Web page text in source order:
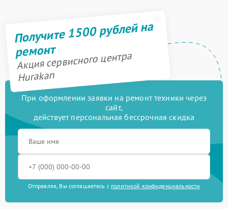
Получите 1500 рублей на
ремонт
Акция сервисного центра
Hurakan
При оформлении заявки на ремонт техники через
сайт,
действует персональная бессрочная скидка
Отправляя, Вы соглашаетесь с политикой конфиденциальности